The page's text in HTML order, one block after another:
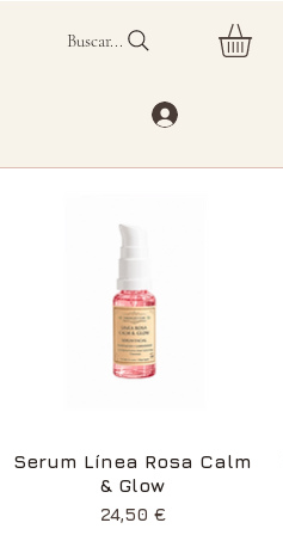
Buscar...
Vista rápida
Serum Línea Rosa Calm
& Glow
Precio
24,50 €